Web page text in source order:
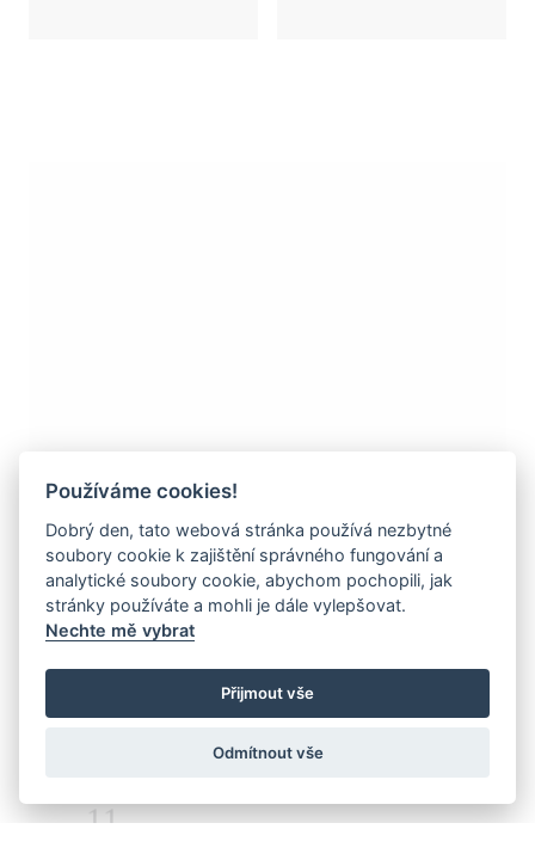
J-39040-24
PRSTEN SE SAFÍREM
11
čistá hmotnost: 4,07 g
Používáme cookies!
Dobrý den, tato webová stránka používá nezbytné
soubory cookie k zajištění správného fungování a
analytické soubory cookie, abychom pochopili, jak
stránky používáte a mohli je dále vylepšovat.
Nechte mě vybrat
Přijmout vše
Odmítnout vše